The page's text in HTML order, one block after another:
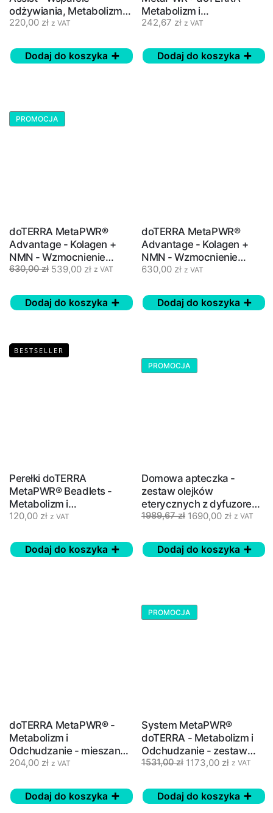
odżywiania, Metabolizm i
Odchudzanie - 30 szt.
220,00 zł z VAT
Dodaj do koszyka
Metabolizm i
Odchudzanie - 90 szt.
242,67 zł z VAT
Dodaj do koszyka
PROMOCJA
doTERRA MetaPWR®
Advantage - Kolagen +
NMN - Wzmocnienie
organizmu - 30 saszetek
630,00zł 539,00 zł z VAT
Dodaj do koszyka
doTERRA MetaPWR®
Advantage - Kolagen +
NMN - Wzmocnienie
organizmu - 30 saszetek -
630,00 zł z VAT
Dodaj do koszyka
BESTSELLER
Perełki doTERRA
MetaPWR® Beadlets -
Metabolizm i
Odchudzanie - 125 szt.
120,00 zł z VAT
Dodaj do koszyka
PROMOCJA
Domowa apteczka -
zestaw olejków
eterycznych z dyfuzorem
- Home Essentials
1989,67zł 1690,00 zł z VAT
Dodaj do koszyka
doTERRA MetaPWR® -
Metabolizm i
Odchudzanie - mieszanka
olejków eterycznych - 15
204,00 zł z VAT
Dodaj do koszyka
PROMOCJA
System MetaPWR®
doTERRA - Metabolizm i
Odchudzanie - zestaw
olejków i suplementów
1531,00zł 1173,00 zł z VAT
Dodaj do koszyka